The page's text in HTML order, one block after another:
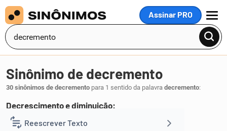
Assinar PRO
MENU
Reescrever Texto
Sinônimo de decremento
30 sinônimos de decremento para 1 sentido da palavra decremento:
Decrescimento e diminuição:
1 abaixamento,abate